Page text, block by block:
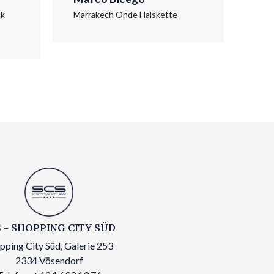
Marrakech Onde Halskette
- SHOPPING CITY SÜD
City Süd, Galerie 253
2334 Vösendorf